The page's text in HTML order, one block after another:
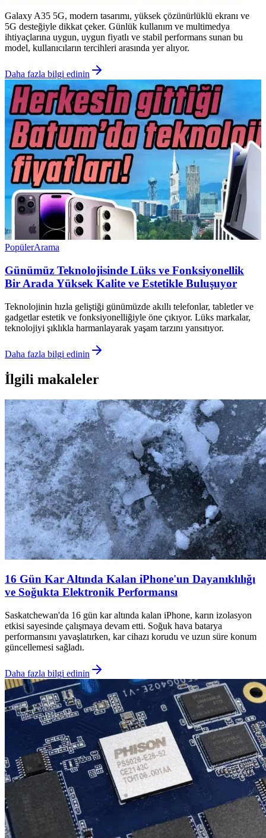
Galaxy A35 5G, modern tasarımı, yüksek çözünürlüklü ekranı ve
5G desteğiyle dikkat çeker. Günlük kullanım ve multimedya
ihtiyaçlarına uygun, uygun fiyatlı ve stabil performans sunan bu
model, kullanıcıların tercihleri arasında yer alıyor.
Daha fazla bilgi edinin
PopülerArama
Günümüz Teknolojisinde Lüks ve Fonksiyonellik
Bir Arada Yüksek Kalite ve Estetikle Buluşuyor
Teknolojinin hızla geliştiği günümüzde akıllı telefonlar, tabletler ve
gadgetlar estetik ve fonksiyonelliğiyle öne çıkıyor. Lüks markalar,
teknolojiyi şıklıkla harmanlayarak yaşam tarzını yansıtıyor.
Daha fazla bilgi edinin
İlgili makaleler
16 Gün Kar Altında Kalan iPhone'un Dayanıklılığı
ve Soğukta Elektronik Performansı
Saskatchewan'da 16 gün kar altında kalan iPhone, karın izolasyon
etkisi sayesinde çalışmaya devam etti. Soğuk hava batarya
performansını yavaşlatırken, kar cihazı korudu ve uzun süre konum
güncellemesi sağladı.
Daha fazla bilgi edinin